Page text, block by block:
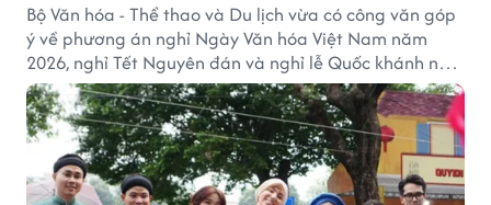
Bộ Văn hóa - Thể thao và Du lịch vừa có công văn góp
ý về phương án nghỉ Ngày Văn hóa Việt Nam năm
2026, nghỉ Tết Nguyên đán và nghỉ lễ Quốc khánh năm
2027.